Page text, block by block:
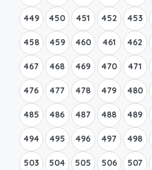
449 450 451 452 453
458 459 460 461 462
467 468 469 470 471
476 477 478 479 480
485 486 487 488 489
494 495 496 497 498
503 504 505 506 507